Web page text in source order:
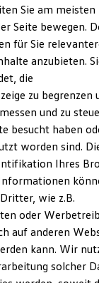
Updates
Sie am meisten
Seite bewegen.
für Sie
anzubieten.
die
zu begrenzen
und zu
besucht haben
worden sind.
Ihres
wie z.B.
oder
auf anderen
kann. Wir
solcher